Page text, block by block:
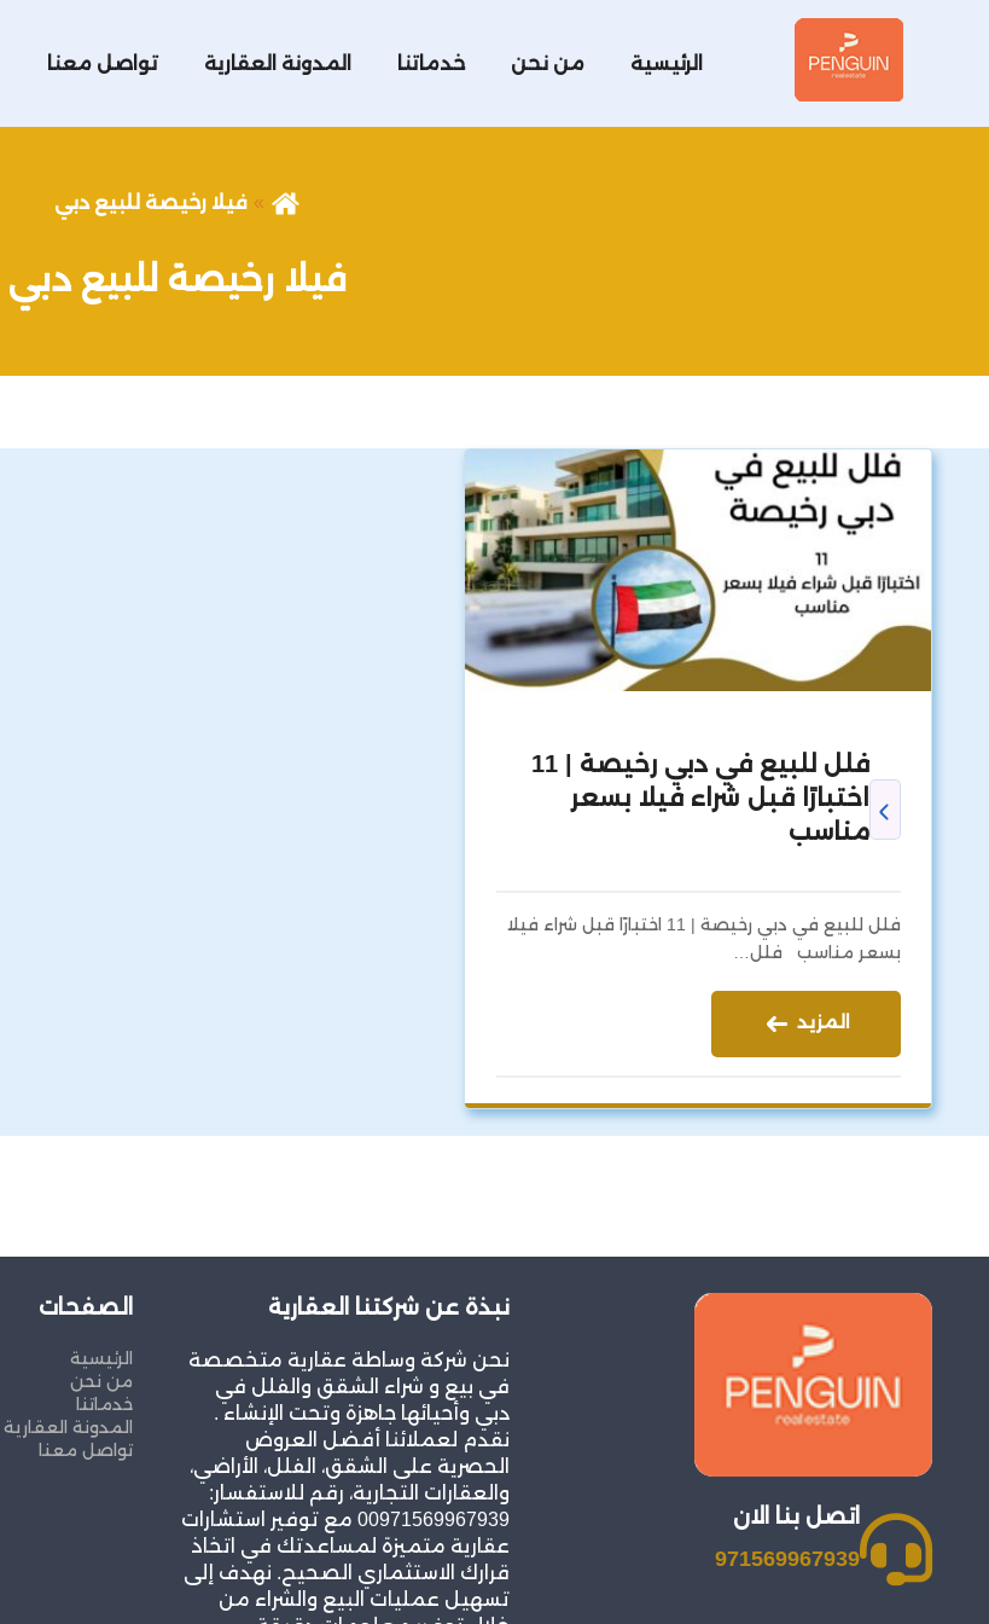
الرئيسية من نحن خدماتنا المدونة العقارية تواصل معنا
فيلا رخيصة للبيع دبي
فيلا رخيصة للبيع دبي
فلل للبيع في دبي رخيصة | 11
اختبارًا قبل شراء فيلا بسعر
مناسب
فلل للبيع في دبي رخيصة | 11 اختبارًا قبل شراء فيلا
بسعر مناسب فلل…
المزيد
اتصل بنا الان
971569967939
نبذة عن شركتنا العقارية
نحن شركة وساطة عقارية متخصصة
في بيع و شراء الشقق والفلل في
دبي وأحيائها جاهزة وتحت الإنشاء .
نقدم لعملائنا أفضل العروض
الحصرية على الشقق، الفلل، الأراضي،
والعقارات التجارية، رقم للاستفسار:
00971569967939 مع توفير استشارات
عقارية متميزة لمساعدتك في اتخاذ
قرارك الاستثماري الصحيح. نهدف إلى
تسهيل عمليات البيع والشراء من
الصفحات
الرئيسية
من نحن
خدماتنا
المدونة العقارية
تواصل معنا